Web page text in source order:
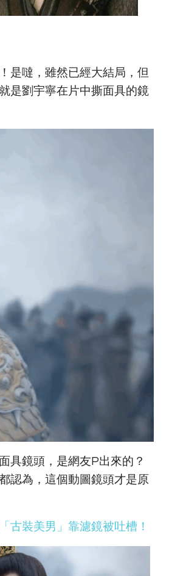
是噠，雖然已經大結局，但
是劉宇寧在片中撕面具的鏡
具鏡頭，是網友P出來的？
認為，這個動圖鏡頭才是原
古裝美男」靠濾鏡被吐槽！